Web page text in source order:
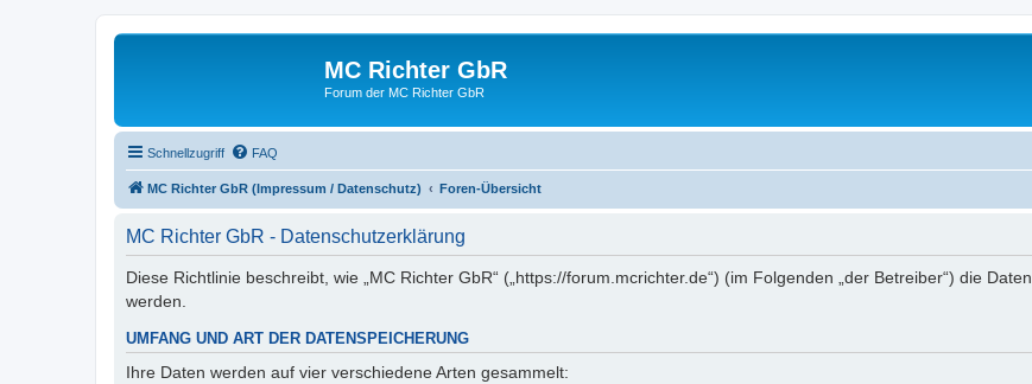
MC Richter GbR
Forum der MC Richter GbR
Schnellzugriff FAQ
MC Richter GbR (Impressum / Datenschutz) Foren-Übersicht
MC Richter GbR - Datenschutzerklärung
Diese Richtlinie beschreibt, wie „MC Richter GbR“ („https://forum.mcrichter.de“) (im Folgenden „der Betreiber“) die
werden.
UMFANG UND ART DER DATENSPEICHERUNG
Ihre Daten werden auf vier verschiedene Arten gesammelt: